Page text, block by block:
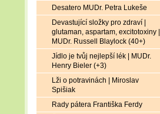
Desatero MUDr. Petra Lukeše
Devastující složky pro zdraví |
glutaman, aspartam, excitotoxiny |
MUDr. Russell Blaylock (40+)
Jídlo je tvůj nejlepší lék | MUDr.
Henry Bieler (+3)
Lži o potravinách | Miroslav
Spišiak
Rady pátera Františka Ferdy